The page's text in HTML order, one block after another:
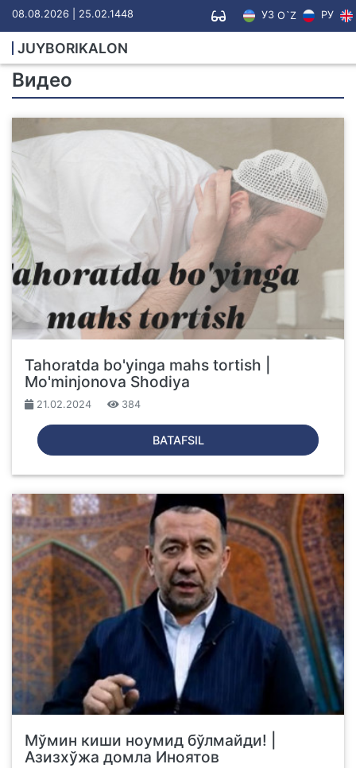
08.08.2026 | 25.02.1448 УЗ O`Z РУ
JUYBORIKALON
Видео
Tahoratda bo'yinga mahs tortish |
Mo'minjonova Shodiya
21.02.2024 384
BATAFSIL
Мўмин киши ноумид бўлмайди! |
Азизхўжа домла Иноятов